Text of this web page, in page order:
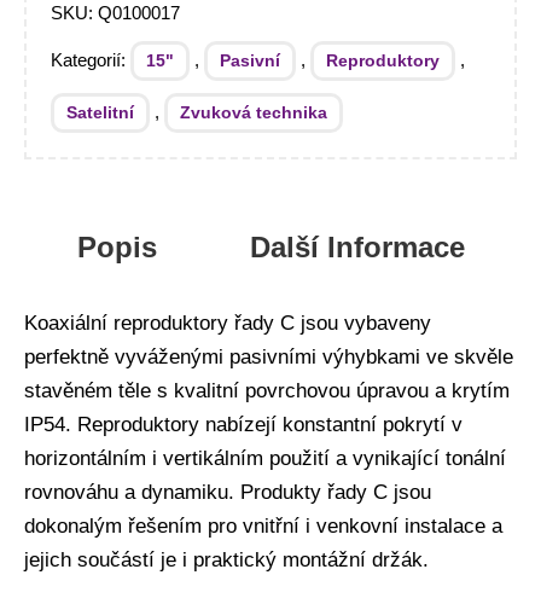
SKU: Q0100017
Kategorií: 15" , Pasivní , Reproduktory ,
Satelitní , Zvuková technika
Popis Další Informace
Koaxiální reproduktory řady C jsou vybaveny
perfektně vyváženými pasivními výhybkami ve skvěle
stavěném těle s kvalitní povrchovou úpravou a krytím
IP54. Reproduktory nabízejí konstantní pokrytí v
horizontálním i vertikálním použití a vynikající tonální
rovnováhu a dynamiku. Produkty řady C jsou
dokonalým řešením pro vnitřní i venkovní instalace a
jejich součástí je i praktický montážní držák.